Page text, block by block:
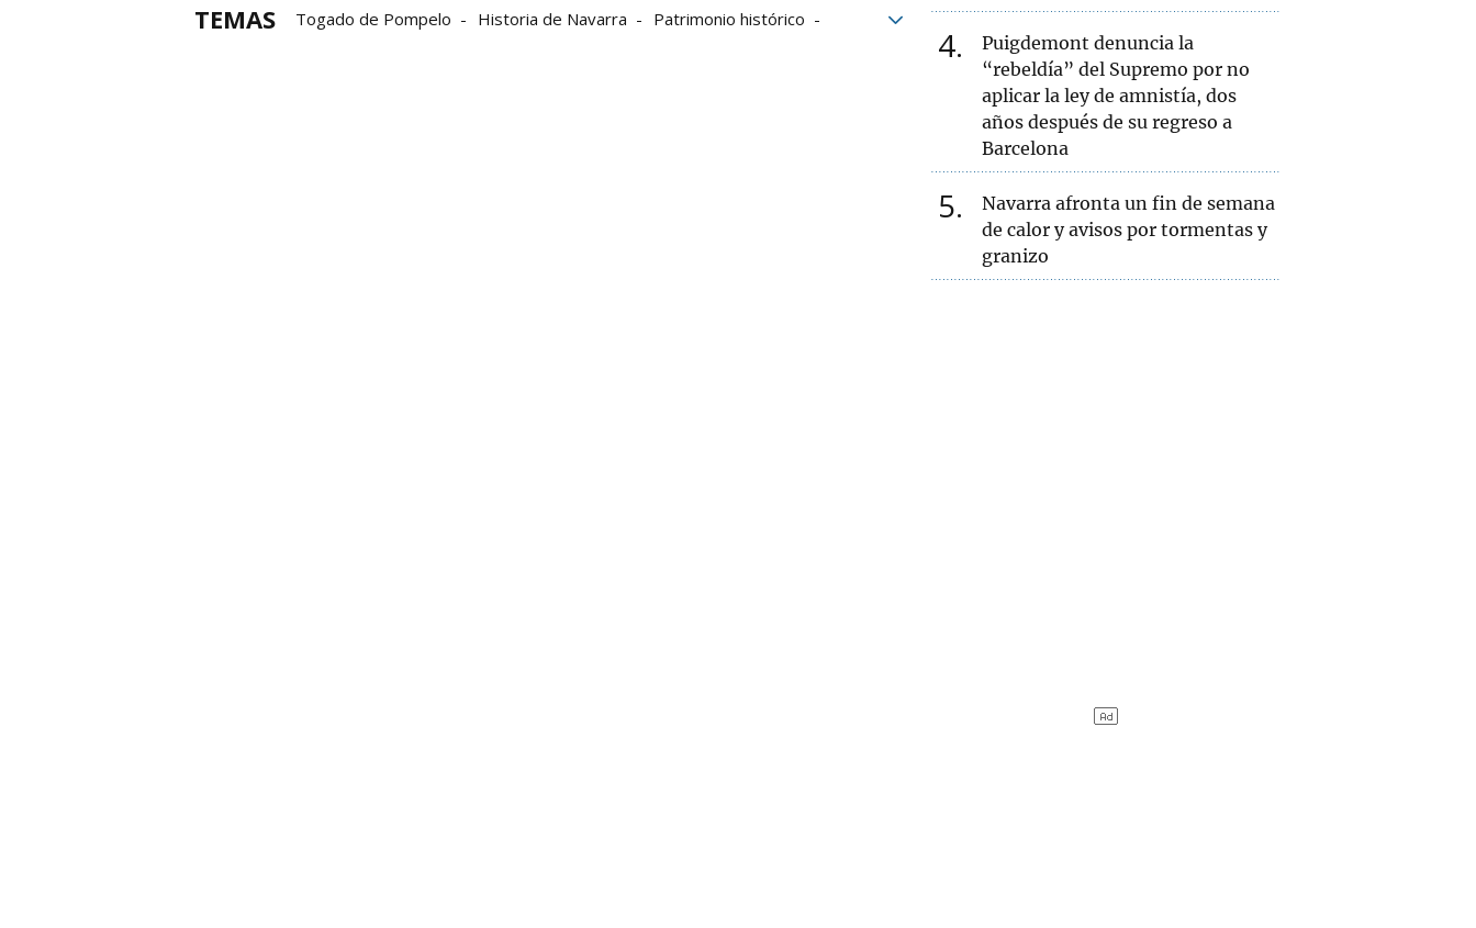
TEMAS Togado de Pompelo Historia de Navarra
Patrimonio histórico
4
Puigdemont denuncia la
“rebeldía” del Supremo por no
aplicar la ley de amnistía, dos
años después de su regreso a
Barcelona
5
Navarra afronta un fin de semana
de calor y avisos por tormentas y
granizo